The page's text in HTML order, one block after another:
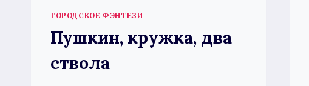
ГОРОДСКОЕ ФЭНТЕЗИ
Пушкин, кружка, два
ствола